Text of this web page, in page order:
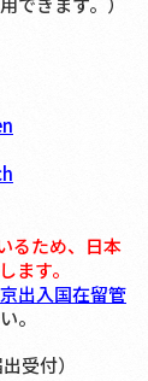
るため、日本
ます。
出入国在留管
。
受付）